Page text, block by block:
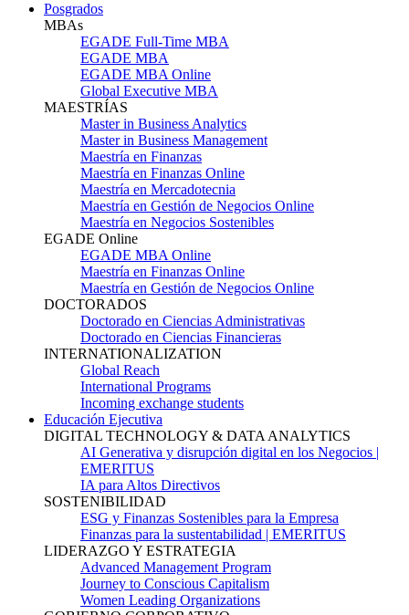
Posgrados
MBAs
EGADE Full-Time MBA
EGADE MBA
EGADE MBA Online
Global Executive MBA
MAESTRÍAS
Master in Business Analytics
Master in Business Management
Maestría en Finanzas
Maestría en Finanzas Online
Maestría en Mercadotecnia
Maestría en Gestión de Negocios Online
Maestría en Negocios Sostenibles
EGADE Online
EGADE MBA Online
Maestría en Finanzas Online
Maestría en Gestión de Negocios Online
DOCTORADOS
Doctorado en Ciencias Administrativas
Doctorado en Ciencias Financieras
INTERNATIONALIZATION
Global Reach
International Programs
Incoming exchange students
Educación Ejecutiva
DIGITAL TECHNOLOGY & DATA ANALYTICS
AI Generativa y disrupción digital en los Negocios |
EMERITUS
IA para Altos Directivos
SOSTENIBILIDAD
ESG y Finanzas Sostenibles para la Empresa
Finanzas para la sustentabilidad | EMERITUS
LIDERAZGO Y ESTRATEGIA
Advanced Management Program
Journey to Conscious Capitalism
Women Leading Organizations